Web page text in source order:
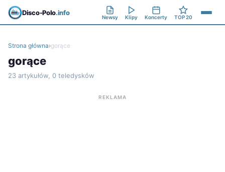
Disco-Polo.info
Newsy Klipy Koncerty TOP 20
Strona główna›gorące
gorące
23 artykułów, 0 teledysków
REKLAMA